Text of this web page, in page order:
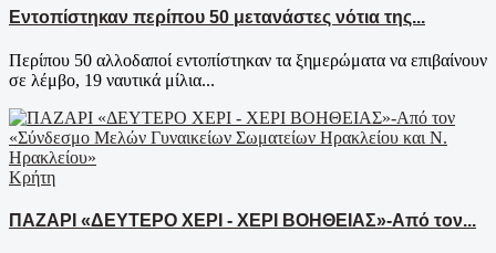
Εντοπίστηκαν περίπου 50 μετανάστες νότια της...
Περίπου 50 αλλοδαποί εντοπίστηκαν τα ξημερώματα να επιβαίνουν
σε λέμβο, 19 ναυτικά μίλια...
Κρήτη
ΠΑΖΑΡΙ «ΔΕΥΤΕΡΟ ΧΕΡΙ - ΧΕΡΙ ΒΟΗΘΕΙΑΣ»-Από τον...